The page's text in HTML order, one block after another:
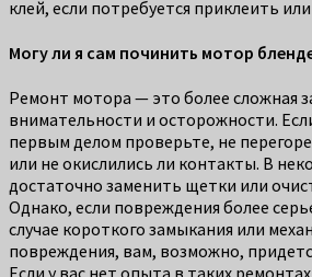
клей, если потребуется приклеить
Могу ли я сам починить мотор
Ремонт мотора — это более сложная
внимательности и осторожности.
первым делом проверьте, не
или не окислились ли контакты. В
достаточно заменить щетки или
Однако, если повреждения более
случае короткого замыкания или
повреждения, вам, возможно,